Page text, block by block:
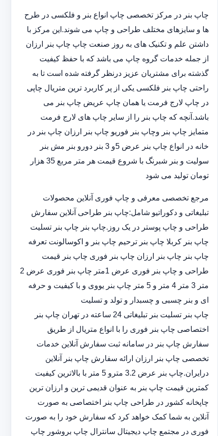
چاپ بنر در مرکز تخصصی چاپ انواع بنر و فلکسی در طرح
ها و سایزهای مختلف طراحی و چاپ می شوند.این مرکز با
داشتن علم و تکنیک های به روز صنعت چاپ چاپ بنر ارزان
از جمله خدمات گروه چاپ می باشد که با حفظ کیفیت
گذشته برای مشتریان عزیز درنظر گرفته شده است تا به
راحتی چاپ بنر فلکسی یکی از پر کاربرد ترین متریال چاپی
در چاپ لارج فرمت یا همان چاپ عریض چاپ بنر می
باشد.آنچه که چاپ بنر را از سایر چاپ های لارج فرمت
متمایز چاپ بنر وچاپ بنر فوریو چاپ بنر ارزان چاپ بنر در
خانه در انواع چاپ بنر عرض 5و 3 بنر دورو بنر مش بنر
سولیت و بنر شبرنگ با شروع قیمت هر متر مربع 35 هزار
تومان تولید می شود
مرجع تخصصی معرفی و چاپ فوری آنلاین محصولات
تبلیغاتی و دکوراتیو شامل:چاپ بنر طراحی آنلاین سفارش
طراحی و چاپ پوستر در یک روز.چاپ بنر چاپ بنر تسلیت
چاپ بنر کربلا چاپ بنر ترحیم چاپ بنر و اکوسالونت تعرفه
چاپ بنر چاپ بنر ارزان چاپ بنر فوری چاپ بنر قیمت
طراحی و چاپ بنر فوری عرض 1متر چاپ بنر فوری عرض 2
متر 3 متر 4 متر و 5 متر چاپ بنر یووی و با کیفیت و حرفه
ای و بنر چسبی و چسبدار و تولد و تسلیت
چاپ بنر تسلیت بنر تبلیغاتی 24 ساعته در تهران چاپ بنر
اختصاصی چاپ بنر فوری را با انواع متریال از طریق
سفارش چاپ بنر در سامانه ثبت سفارش آنلاین خدمات
تخصصی چاپ بنر ارزان ارائه سفارش چاپ بنر آنلاین
درایران.چاپ بنر عرض 3.2 مترو 5 متر با بالاترین کیفیت
کمترین قیمت چاپ بنر به عنوان قدیمی ترین و ارزان ترین
چاپخانه کشور در طراحی چاپ بنر اختصاصی به صورت
آنلاین به شما کمک خواهد کرد که سفارش خود را به صورت
فوری در مجتمع چاپ دیجیتال سانترال چاپ بروشور چاپ